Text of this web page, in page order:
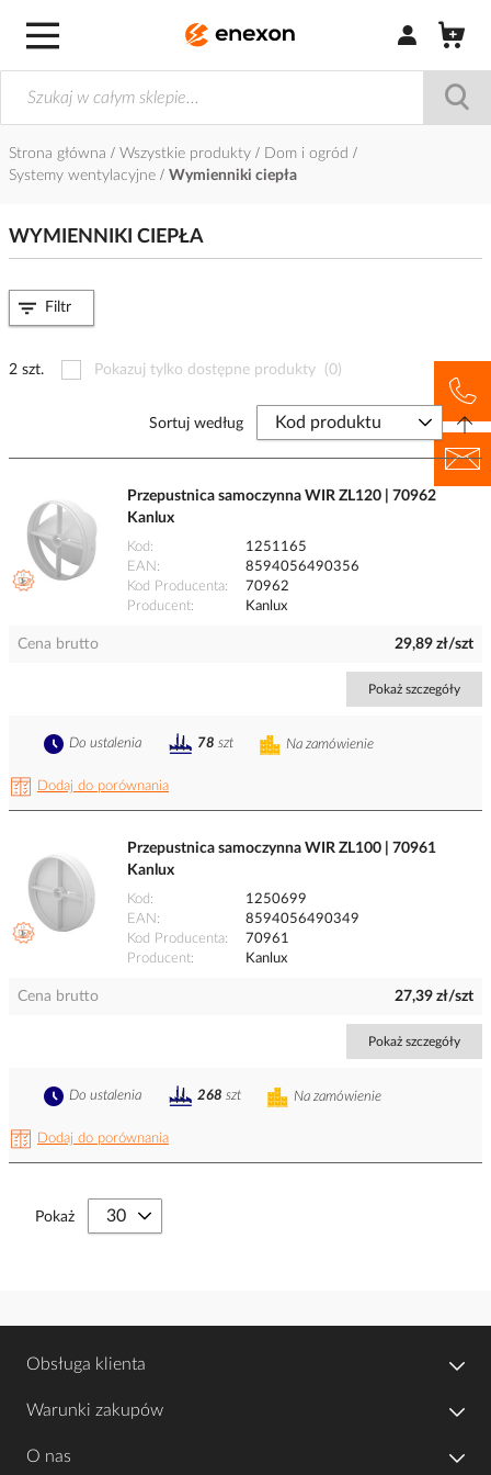
Zaloguj się /
Strona główna Wszystkie produkty
Dom i ogród
Systemy wentylacyjne
Wymienniki ciepła
WYMIENNIKI CIEPŁA
2 szt. Pokazuj tylko dostępne produkty (0)
Sortuj według
Przepustnica samoczynna WIR ZL120 | 70962
Kanlux
Kod
1251165
EAN
8594056490356
Kod Producenta
70962
Producent
Kanlux
Cena brutto 29,89 zł/szt
Pokaż szczegóły
Dodaj do porównania
Na zamówienie
Do ustalenia 78 szt
Przepustnica samoczynna WIR ZL100 | 70961
Kanlux
Kod
1250699
EAN
8594056490349
Kod Producenta
70961
Producent
Kanlux
Cena brutto 27,39 zł/szt
Pokaż szczegóły
Dodaj do porównania
Na zamówienie
Do ustalenia 268 szt
Pokaż
Filtr
Obsługa klienta
Warunki zakupów
O nas